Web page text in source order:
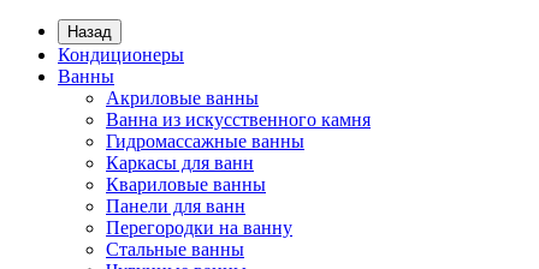
Назад
Кондиционеры
Ванны
Акриловые ванны
Ванна из искусственного камня
Гидромассажные ванны
Каркасы для ванн
Квариловые ванны
Панели для ванн
Перегородки на ванну
Стальные ванны